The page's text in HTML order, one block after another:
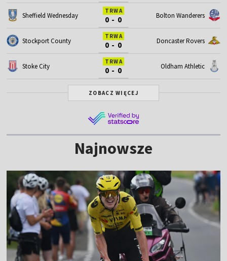
Sheffield Wednesday
TRWA
0 - 0 Bolton Wanderers
Stockport County
TRWA
0 - 0 Doncaster Rovers
Stoke City
TRWA
0 - 0 Oldham Athletic
ZOBACZ WIĘCEJ
Najnowsze